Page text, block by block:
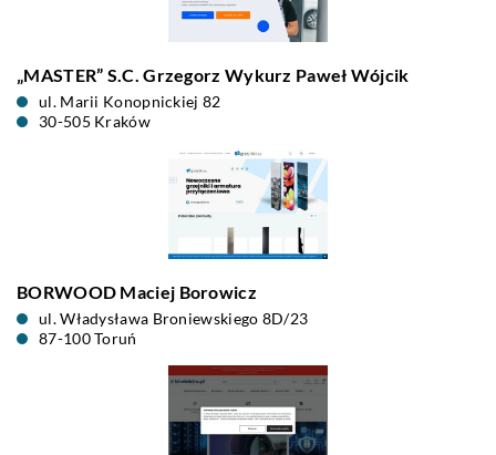
„MASTER” S.C. Grzegorz Wykurz Paweł Wójcik
ul. Marii Konopnickiej 82
30-505 Kraków
BORWOOD Maciej Borowicz
ul. Władysława Broniewskiego 8D/23
87-100 Toruń